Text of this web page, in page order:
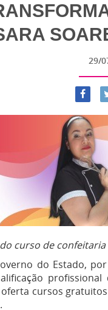
29/
curso de
do Estado,
cursos